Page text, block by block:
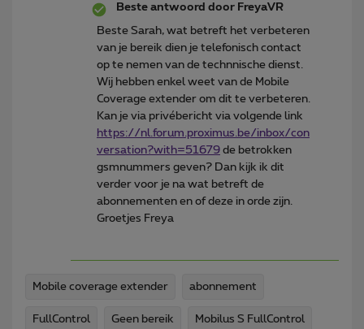
Beste antwoord door FreyaVR
Beste Sarah, wat betreft het verbeteren
van je bereik dien je telefonisch contact
op te nemen van de technnische dienst.
Wij hebben enkel weet van de Mobile
Coverage extender om dit te verbeteren.
Kan je via privébericht via volgende link
https://nl.forum.proximus.be/inbox/con
versation?with=51679 de betrokken
gsmnummers geven? Dan kijk ik dit
verder voor je na wat betreft de
abonnementen en of deze in orde zijn.
Groetjes Freya
Mobile coverage extender abonnement
FullControl Geen bereik Mobilus S FullControl